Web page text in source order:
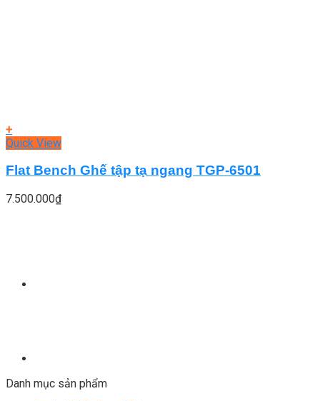
+
Quick View
Flat Bench Ghế tập tạ ngang TGP-6501
7.500.000₫
Danh mục sản phẩm